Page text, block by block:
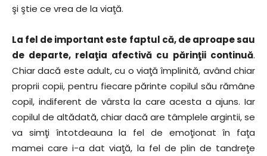
şi ştie ce vrea de la viaţă.
La fel de important este faptul că, de aproape sau
de departe, relaţia afectivă cu părinţii continuă.
Chiar dacă este adult, cu o viaţă împlinită, având chiar
proprii copii, pentru fiecare părinte copilul său rămâne
copil, indiferent de vârsta la care acesta a ajuns. Iar
copilul de altădată, chiar dacă are tâmplele argintii, se
va simţi întotdeauna la fel de emoţionat în faţa
mamei care i-a dat viaţă, la fel de plin de tandreţe